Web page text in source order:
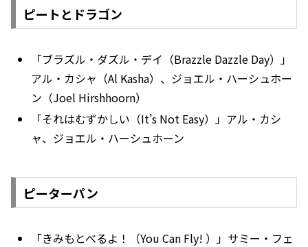
ピートとドラゴン
「ブラズル・ダズル・デイ（Brazzle Dazzle Day）」
アル・カシャ（Al Kasha）、ジョエル・ハーシュホー
ン（Joel Hirshhoorn）
「それはむずかしい（It’s Not Easy）」アル・カシ
ャ、ジョエル・ハーシュホーン
ピーターパン
「きみもとべるよ！（You Can Fly! ）」サミー・フェ